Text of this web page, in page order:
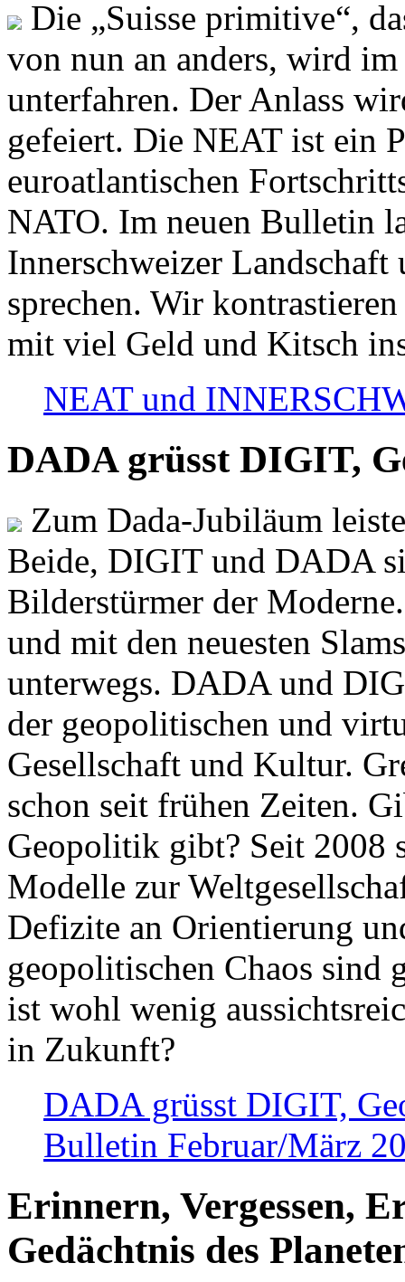
Die „Suisse primitive“,
von nun an anders, wird
unterfahren. Der Anlass
gefeiert. Die NEAT ist ein
euroatlantischen
NATO. Im neuen Bulletin
Innerschweizer
sprechen. Wir
mit viel Geld und Kitsch
NEAT und
DADA grüsst DIGIT,
Zum Dada-Jubiläum
Beide, DIGIT und DADA
Bilderstürmer der
und mit den neuesten
unterwegs. DADA und
der geopolitischen und
Gesellschaft und Kultur.
schon seit frühen Zeiten.
Geopolitik gibt? Seit 2008
Modelle zur
Defizite an Orientierung
geopolitischen Chaos sind
ist wohl wenig
in Zukunft?
DADA grüsst DIGIT,
Bulletin Februar/März
Erinnern, Vergessen,
Gedächtnis des